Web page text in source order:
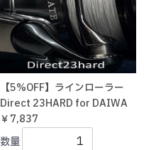
【5%OFF】ラインローラー
Direct 23HARD for DAIWA
￥7,837
数量